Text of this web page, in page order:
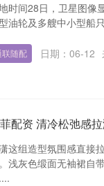
时间28日，卫星图像
油轮及多艘中小型船
联随配 日期：06-12
配资 清冷松弛感
这组造型氛围感直接
浅灰色缎面无袖裙自
200.89